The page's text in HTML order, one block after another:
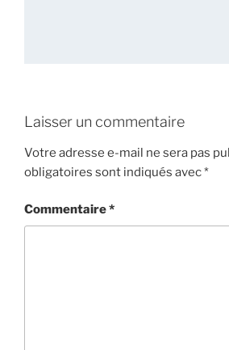
Laisser un commentaire
Votre adresse e-mail ne sera pas
obligatoires sont indiqués avec*
Commentaire*